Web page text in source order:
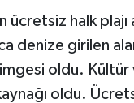
halk plajı
denize girilen
oldu.
oldu.